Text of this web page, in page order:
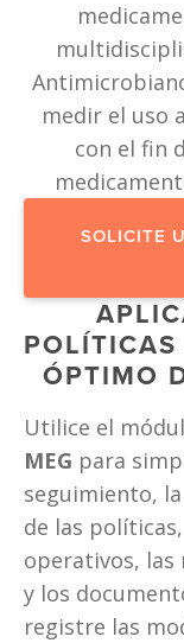
medir el uso
con el fin
SOLICITE
ÓPTIMO
Utilice el
MEG para
seguimiento,
de las
operativos, las
y los
registre las